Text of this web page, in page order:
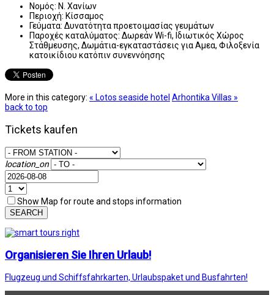
Νομός: Ν. Χανίων
Περιοχή: Κίσσαμος
Γεύματα: Δυνατότητα προετοιμασίας γευμάτων
Παροχές καταλύματος: Δωρεάν Wi-fi, Ιδιωτικός Χώρος
Στάθμευσης, Δωμάτια-εγκαταστάσεις για Αμεα, Φιλοξενία
κατοικίδιου κατόπιν συνεννόησης
More in this category: « Lotos seaside hotel Arhontika Villas »
back to top
Tickets kaufen
location_on
Show Map for route and stops information
SEARCH
Organisieren Sie Ihren Urlaub!
Flugzeug und Schiffsfahrkarten, Urlaubspaket und Busfahrten!